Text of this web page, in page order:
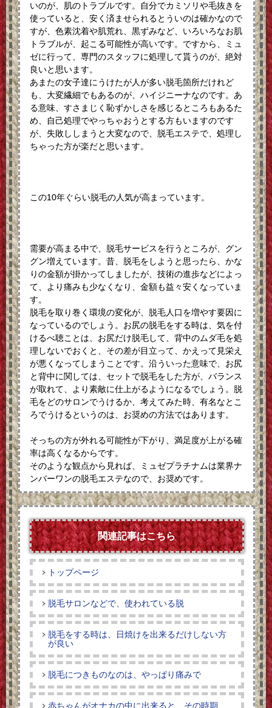
いのが、肌のトラブルです。自分でカミソリや毛抜きを
使っていると、安く済ませられるとういのは確かなので
すが、色素沈着や肌荒れ、黒ずみなど、いろいろなお肌
トラブルが、起こる可能性が高いです。ですから、ミュ
ゼに行って、専門のスタッフに処理して貰うのが、絶対
良いと思います。
あまたの女子達にうけたが人が多い脱毛箇所だけれど
も、大変繊細でもあるのが、ハイジニーナなのです。あ
る意味、すさまじく恥ずかしさを感じるところもあるた
め、自己処理でやっちゃおうとする方もいますのです
が、失敗ししまうと大変なので、脱毛エステで、処理し
ちゃった方が楽だと思います。
この10年ぐらい脱毛の人気が高まっています。
需要が高まる中で、脱毛サービスを行うところが、グン
グン増えています。昔、脱毛をしようと思ったら、かな
りの金額が掛かってしましたが、技術の進歩などによっ
て、より痛みも少なくなり、金額も益々安くなっていま
す。
脱毛を取り巻く環境の変化が、脱毛人口を増やす要因に
なっているのでしょう。お尻の脱毛をする時は、気を付
けるべ聴ことは、お尻だけ脱毛して、背中のムダ毛を処
理しないでおくと、その差が目立って、かえって見栄え
が悪くなってしまうことです。沿ういった意味で、お尻
と背中に関しては、セットで脱毛をした方が、バランス
が取れて、より素敵に仕上がるようになるでしょう。脱
毛をどのサロンでうけるか、考えてみた時、有名なとこ
ろでうけるというのは、お奨めの方法ではあります。
そっちの方が外れる可能性が下がり、満足度が上がる確
率は高くなるからです。
そのような観点から見れば、ミュゼプラチナムは業界ナ
ンバーワンの脱毛エステなので、お奨めです。
関連記事はこちら
トップページ
脱毛サロンなどで、使われている脱
脱毛をする時は、日焼けを出来るだけしない方
が良い
脱毛につきものなのは、やっぱり痛みで
赤ちゃんがオナカの中に出来ると、その時期